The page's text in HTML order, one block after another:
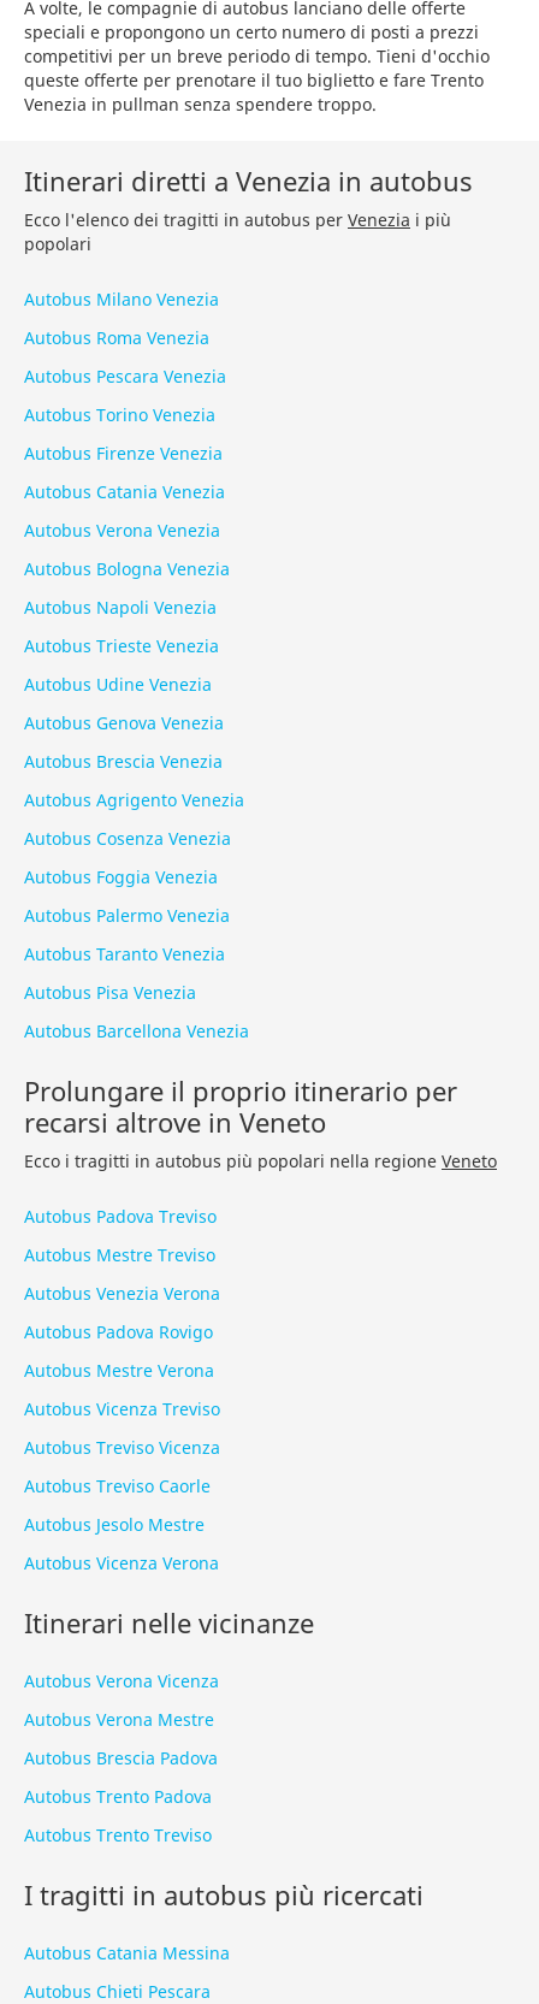
A volte, le compagnie di autobus lanciano delle offerte
speciali e propongono un certo numero di posti a prezzi
competitivi per un breve periodo di tempo. Tieni d'occhio
queste offerte per prenotare il tuo biglietto e fare Trento
Venezia in pullman senza spendere troppo.
Itinerari diretti a Venezia in autobus
Ecco l'elenco dei tragitti in autobus per Venezia i più
popolari
Autobus Milano Venezia
Autobus Roma Venezia
Autobus Pescara Venezia
Autobus Torino Venezia
Autobus Firenze Venezia
Autobus Catania Venezia
Autobus Verona Venezia
Autobus Bologna Venezia
Autobus Napoli Venezia
Autobus Trieste Venezia
Autobus Udine Venezia
Autobus Genova Venezia
Autobus Brescia Venezia
Autobus Agrigento Venezia
Autobus Cosenza Venezia
Autobus Foggia Venezia
Autobus Palermo Venezia
Autobus Taranto Venezia
Autobus Pisa Venezia
Autobus Barcellona Venezia
Prolungare il proprio itinerario per
recarsi altrove in Veneto
Ecco i tragitti in autobus più popolari nella regione Veneto
Autobus Padova Treviso
Autobus Mestre Treviso
Autobus Venezia Verona
Autobus Padova Rovigo
Autobus Mestre Verona
Autobus Vicenza Treviso
Autobus Treviso Vicenza
Autobus Treviso Caorle
Autobus Jesolo Mestre
Autobus Vicenza Verona
Itinerari nelle vicinanze
Autobus Verona Vicenza
Autobus Verona Mestre
Autobus Brescia Padova
Autobus Trento Padova
Autobus Trento Treviso
I tragitti in autobus più ricercati
Autobus Catania Messina
Autobus Chieti Pescara